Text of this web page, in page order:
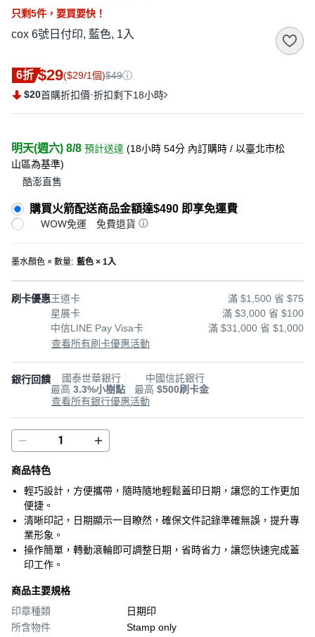
只剩5件， 要買要快！
cox 6號日付印, 藍色, 1入
6折 $29($29/1個)$49
$20首購折扣價·折扣剩下18小時
明天(週六) 8/8 預計送達 (18小時 54分 內訂購時 / 以臺北市松
山區為基準)
酷澎直售
購買火箭配送商品金額達$490 即享免運費
WOW免運 免費退貨
墨水顏色 × 數量: 藍色 × 1入
刷卡優惠王道卡
滿 $1,500 省 $75
星展卡
滿 $3,000 省 $100
中信LINE Pay Visa卡
滿 $31,000 省 $1,000
查看所有刷卡優惠活動
銀行回饋
國泰世華銀行
最高 3.3%小樹點
中國信託銀行
最高 $500刷卡金
查看所有銀行優惠活動
商品特色
輕巧設計，方便攜帶，隨時隨地輕鬆蓋印日期，讓您的工作更加
便捷。
清晰印記，日期顯示一目瞭然，確保文件記錄準確無誤，提升專
業形象。
操作簡單，轉動滾輪即可調整日期，省時省力，讓您快速完成蓋
印工作。
商品主要規格
印章種類
日期印
所含物件
Stamp only